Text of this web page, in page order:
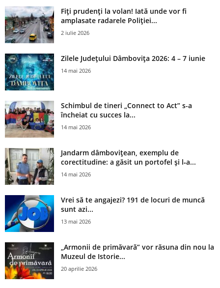
Fiți prudenți la volan! Iată unde vor fi
amplasate radarele Poliției...
2 iulie 2026
Zilele Județului Dâmbovița 2026: 4 – 7 iunie
14 mai 2026
Schimbul de tineri „Connect to Act” s-a
încheiat cu succes la...
14 mai 2026
Jandarm dâmbovițean, exemplu de
corectitudine: a găsit un portofel și l‑a...
14 mai 2026
Vrei să te angajezi? 191 de locuri de muncă
sunt azi...
13 mai 2026
„Armonii de primăvară” vor răsuna din nou la
Muzeul de Istorie...
20 aprilie 2026